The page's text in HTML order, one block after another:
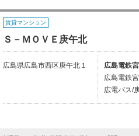
賃貸マンション
Ｓ－ＭＯＶＥ庚午北
広島県広島市西区庚午北１
広島電鉄
広島電鉄
広電バス/